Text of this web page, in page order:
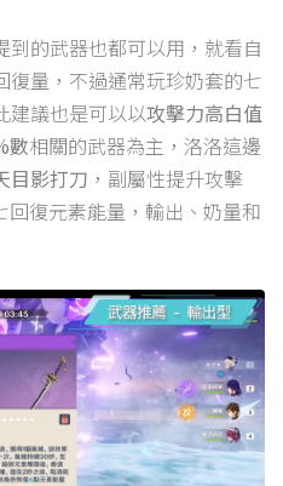
的武器也都可以用，就看自
復量，不過通常玩珍奶套的七
建議也是可以以攻擊力高白值
數相關的武器為主，洛洛這邊
目影打刀 ，副屬性提升攻擊
復元素能量，輸出、奶量和